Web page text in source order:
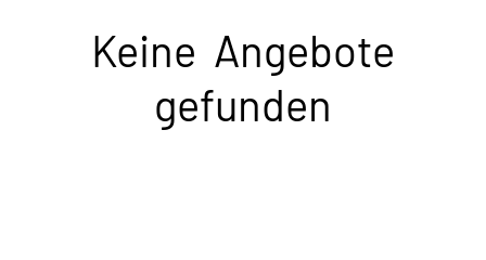
Keine Angebote
gefunden